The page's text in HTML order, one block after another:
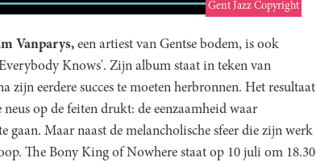
Gent Jazz Copyright
Vanparys, een artiest van Gentse bodem, is ook
Knows'. Zijn album staat in teken van
zijn eerdere succes te moeten herbronnen. Het resultaat
op de feiten drukt: de eenzaamheid waar
Maar naast de melancholische sfeer die zijn werk
The Bony King of Nowhere staat op 10 juli om 18.30